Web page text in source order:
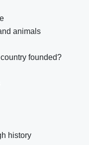
animals
founded?
history